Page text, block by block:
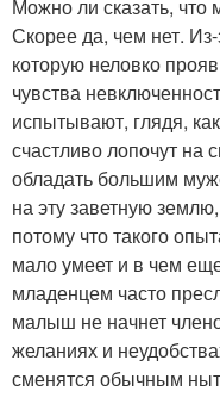
Можно ли сказать, что
Скорее да, чем нет.
которую неловко
чувства
испытывают, глядя,
счастливо лопочут
обладать большим
на эту заветную
потому что такого
мало умеет и в чем
младенцем часто
малыш не начнет
желаниях и
сменятся обычным